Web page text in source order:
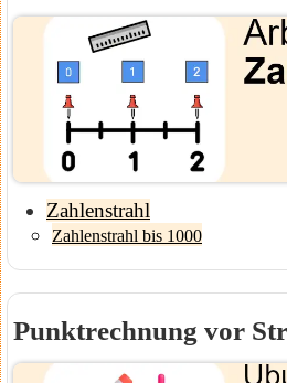
Zahlenstrahl
Zahlenstrahl bis 1000
Punktrechnung vor